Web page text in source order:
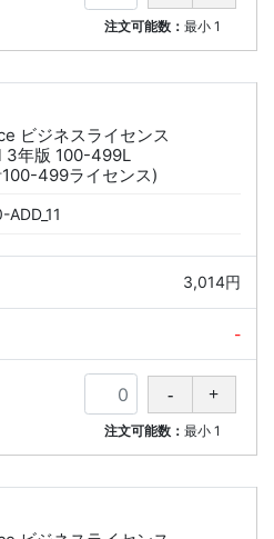
注文可能数：最小 1
ビジネスライセンス
3年版 100-499L
499ライセンス)
3,014円
-
注文可能数：最小 1